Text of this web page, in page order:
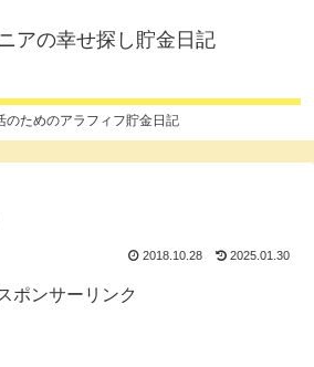
アの幸せ探し貯金日記
のためのアラフィフ貯金日記
2018.10.28 2025.01.30
ポンサーリンク